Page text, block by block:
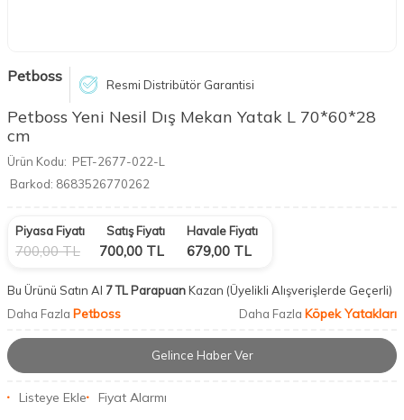
Petboss Resmi Distribütör Garantisi
Petboss Yeni Nesil Dış Mekan Yatak L 70*60*28
cm
Ürün Kodu: PET-2677-022-L
Barkod: 8683526770262
Piyasa Fiyatı
700,00TL
Satış Fiyatı
700,00 TL
Havale Fiyatı
679,00 TL
Bu Ürünü Satın Al 7 TL ParapuanKazan (Üyelikli Alışverişlerde Geçerli)
Daha Fazla Petboss Daha Fazla Köpek Yatakları
Gelince Haber Ver
Listeye Ekle Fiyat Alarmı